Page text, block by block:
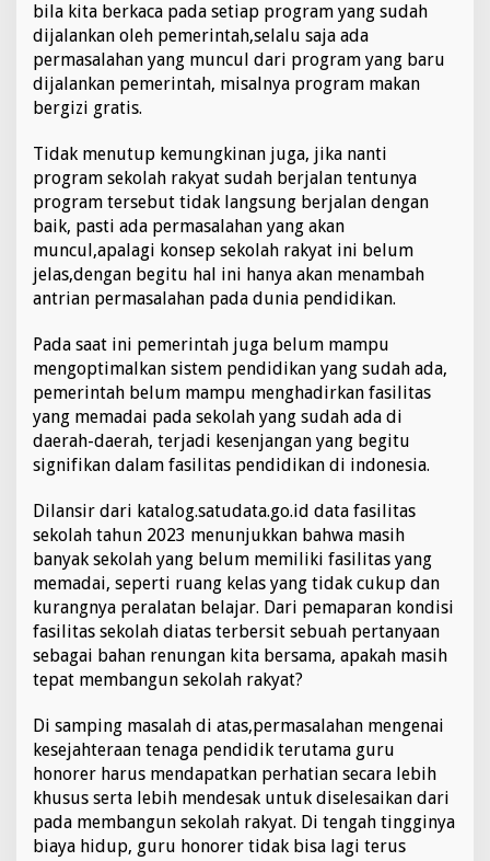
bila kita berkaca pada setiap program yang sudah
dijalankan oleh pemerintah,selalu saja ada
permasalahan yang muncul dari program yang baru
dijalankan pemerintah, misalnya program makan
bergizi gratis.
Tidak menutup kemungkinan juga, jika nanti
program sekolah rakyat sudah berjalan tentunya
program tersebut tidak langsung berjalan dengan
baik, pasti ada permasalahan yang akan
muncul,apalagi konsep sekolah rakyat ini belum
jelas,dengan begitu hal ini hanya akan menambah
antrian permasalahan pada dunia pendidikan.
Pada saat ini pemerintah juga belum mampu
mengoptimalkan sistem pendidikan yang sudah ada,
pemerintah belum mampu menghadirkan fasilitas
yang memadai pada sekolah yang sudah ada di
daerah-daerah, terjadi kesenjangan yang begitu
signifikan dalam fasilitas pendidikan di indonesia.
Dilansir dari katalog.satudata.go.id data fasilitas
sekolah tahun 2023 menunjukkan bahwa masih
banyak sekolah yang belum memiliki fasilitas yang
memadai, seperti ruang kelas yang tidak cukup dan
kurangnya peralatan belajar. Dari pemaparan kondisi
fasilitas sekolah diatas terbersit sebuah pertanyaan
sebagai bahan renungan kita bersama, apakah masih
tepat membangun sekolah rakyat?
Di samping masalah di atas,permasalahan mengenai
kesejahteraan tenaga pendidik terutama guru
honorer harus mendapatkan perhatian secara lebih
khusus serta lebih mendesak untuk diselesaikan dari
pada membangun sekolah rakyat. Di tengah tingginya
biaya hidup, guru honorer tidak bisa lagi terus